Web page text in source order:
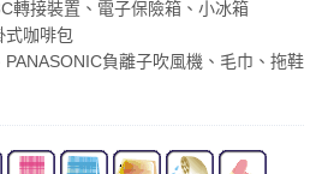
轉接裝置、電子保險箱、小冰箱
咖啡包
負離子吹風機、毛巾、拖鞋